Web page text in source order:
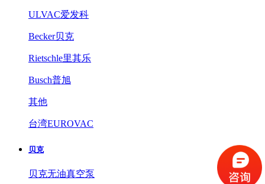
ULVAC爱发科
Becker贝克
Rietschle里其乐
Busch普旭
其他
台湾EUROVAC
贝克
贝克无油真空泵